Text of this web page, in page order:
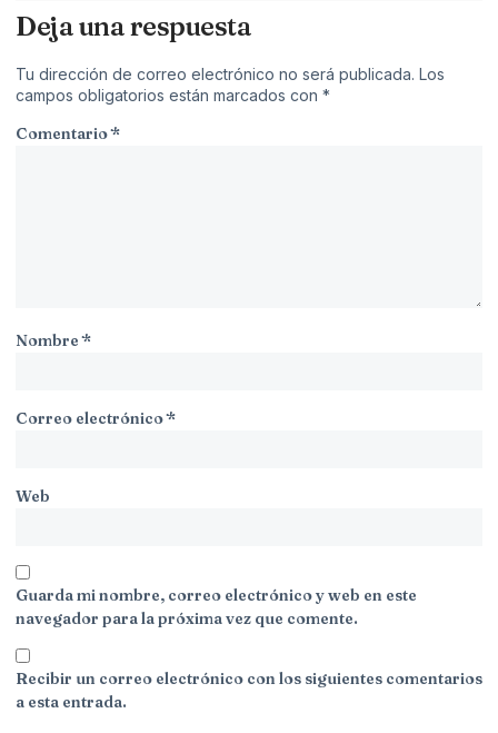
Deja una respuesta
Tu dirección de correo electrónico no será publicada. Los
campos obligatorios están marcados con *
Comentario*
Nombre*
Correo electrónico*
Web
Guarda mi nombre, correo electrónico y web en este
navegador para la próxima vez que comente.
Recibir un correo electrónico con los siguientes comentarios
a esta entrada.